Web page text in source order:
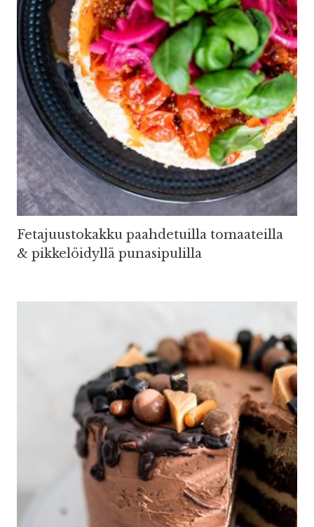
Fetajuustokakku paahdetuilla tomaateilla
& pikkelöidyllä punasipulilla